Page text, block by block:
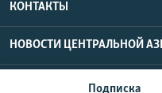
Подписка
КОНТАКТЫ
НОВОСТИ ЦЕНТРАЛЬНОЙ
CENTRAL ASIAN ©